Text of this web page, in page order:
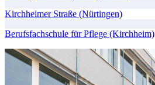
Kirchheimer Straße (Nürtingen)
Berufsfachschule für Pflege (Kirchheim)